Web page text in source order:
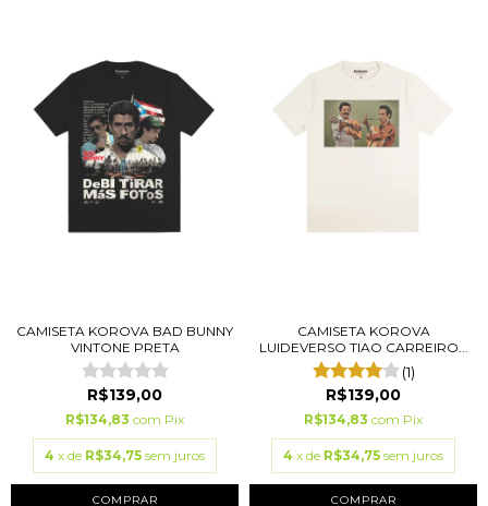
CAMISETA KOROVA BAD BUNNY
VINTONE PRETA
R$139,00
R$134,83 com Pix
4 x de R$34,75 sem juros
COMPRAR
CAMISETA KOROVA
LUIDEVERSO TIAO CARREIRO...
(1)
R$139,00
R$134,83 com Pix
4 x de R$34,75 sem juros
COMPRAR